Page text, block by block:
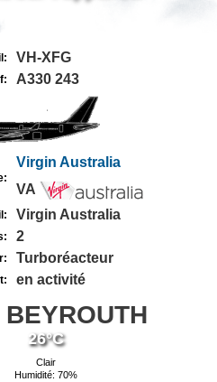
VH-XFG
A330 243
Virgin Australia
VA
Virgin Australia
2
Turboréacteur
en activité
26°C
Clair
Humidité: 70%